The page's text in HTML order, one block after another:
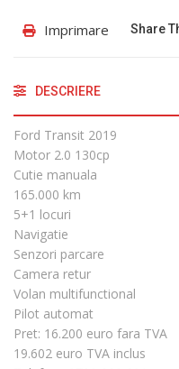
Imprimare Share
DESCRIERE
Ford Transit 2019
Motor 2.0 130cp
Cutie manuala
165.000 km
5+1 locuri
Navigatie
Senzori parcare
Camera retur
Volan multifunctional
Pilot automat
Pret: 16.200 euro fara TVA
19.602 euro TVA inclus